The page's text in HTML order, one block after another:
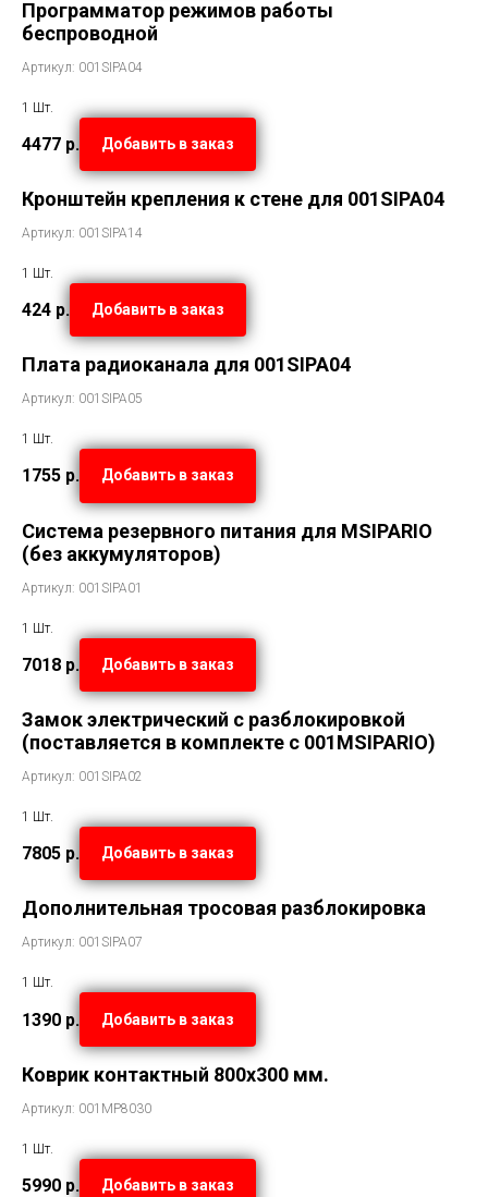
Программатор режимов работы
беспроводной
Артикул: 001SIPA04
1 Шт.
4477 р. Добавить в заказ
Кронштейн крепления к стене для 001SIPA04
Артикул: 001SIPA14
1 Шт.
424 р. Добавить в заказ
Плата радиоканала для 001SIPA04
Артикул: 001SIPA05
1 Шт.
1755 р. Добавить в заказ
Система резервного питания для МSIPARIO
(без аккумуляторов)
Артикул: 001SIPA01
1 Шт.
7018 р. Добавить в заказ
Замок электрический с разблокировкой
(поставляется в комплекте с 001MSIPARIO)
Артикул: 001SIPA02
1 Шт.
7805 р. Добавить в заказ
Дополнительная тросовая разблокировка
Артикул: 001SIPA07
1 Шт.
1390 р. Добавить в заказ
Коврик контактный 800х300 мм.
Артикул: 001MP8030
1 Шт.
5990 р. Добавить в заказ